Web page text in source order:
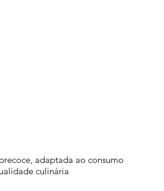
adaptada ao consumo
culinária